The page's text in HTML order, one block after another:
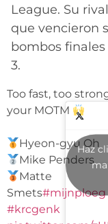
League. Su
que vencieron
bombos
3.
Too fast, too
your MOTM
Hyeon-gyu Oh
Mike Penders
Matte
Smets#mijnploeg
#krcgenk
Haz